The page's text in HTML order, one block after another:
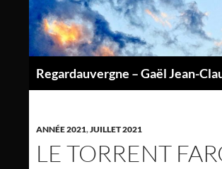
contenu
ANNÉE 2021,JUILLET 2021
LE TORRENT